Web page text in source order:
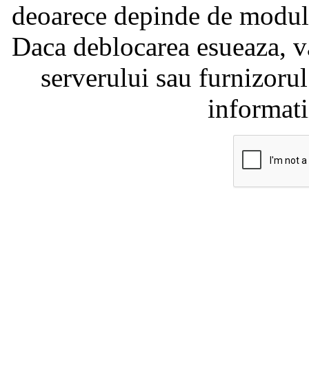
deoarece depinde de
Daca deblocarea
serverului sau